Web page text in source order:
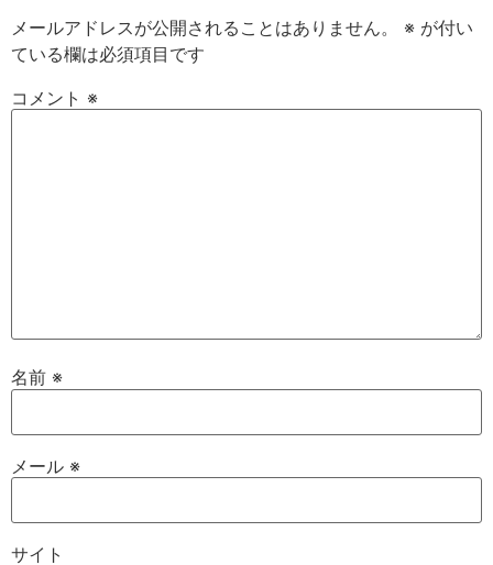
メールアドレスが公開されることはありません。 ※ が付い
ている欄は必須項目です
コメント ※
名前 ※
メール ※
サイト